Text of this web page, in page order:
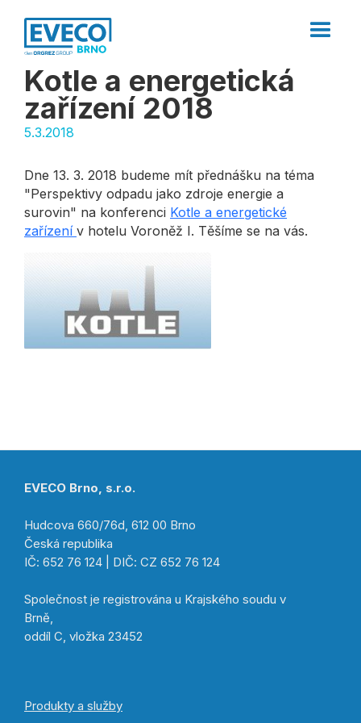
Kotle a energetická
zařízení 2018
5.3.2018
Dne 13. 3. 2018 budeme mít přednášku na téma
"Perspektivy odpadu jako zdroje energie a
surovin" na konferenci Kotle a energetické
zařízení v hotelu Voroněž I. Těšíme se na vás.
EVECO Brno, s.r.o.
Hudcova 660/76d, 612 00 Brno
Česká republika
IČ: 652 76 124 | DIČ: CZ 652 76 124
Společnost je registrována u Krajského soudu v
Brně,
oddíl C, vložka 23452
Produkty a služby